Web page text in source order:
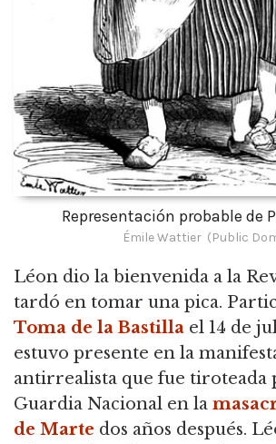
Representación probable de
Émile Wattier (Public
Léon dio la bienvenida a la
tardó en tomar una pica.
Toma de la Bastilla el 14 de
estuvo presente en la
antirrealista que fue tiroteada
Guardia Nacional en la
de Marte dos años después.